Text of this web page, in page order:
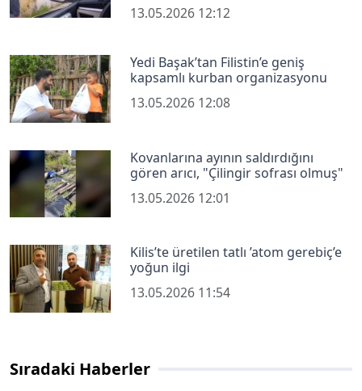
13.05.2026 12:12
Yedi Başak’tan Filistin’e geniş
kapsamlı kurban organizasyonu
13.05.2026 12:08
Kovanlarına ayının saldırdığını
gören arıcı, "Çilingir sofrası olmuş"
13.05.2026 12:01
Kilis’te üretilen tatlı ’atom gerebiç’e
yoğun ilgi
13.05.2026 11:54
Sıradaki Haberler